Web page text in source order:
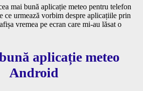
mai bună aplicație meteo pentru telefon
ce urmează vorbim despre aplicațiile prin
vremea pe ecran care mi-au lăsat o
aplicație meteo
Android